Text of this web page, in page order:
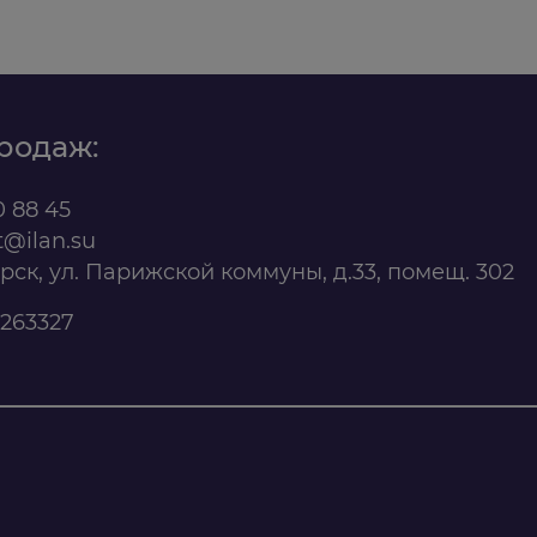
88 45
ул. Парижской коммуны, д.33, помещ. 302